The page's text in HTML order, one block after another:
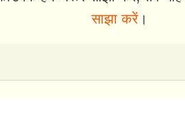
साझा करें।